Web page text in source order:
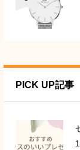
PICK UP記事